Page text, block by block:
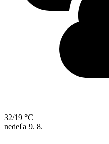
32/19 °C
nedeľa 9. 8.